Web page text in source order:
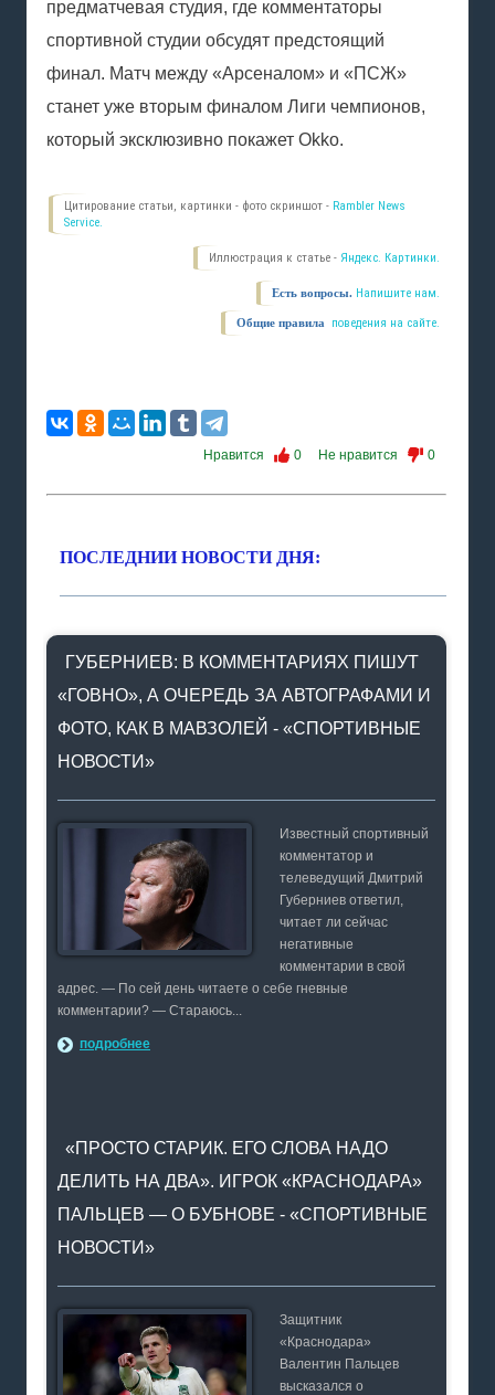
предматчевая студия, где комментаторы
спортивной студии обсудят предстоящий
финал. Матч между «Арсеналом» и «ПСЖ»
станет уже вторым финалом Лиги чемпионов,
который эксклюзивно покажет Okko.
Цитирование статьи, картинки - фото скриншот - Rambler News
Service.
Иллюстрация к статье - Яндекс. Картинки.
Есть вопросы. Напишите нам.
Общие правила поведения на сайте.
Нравится 0 Не нравится 0
ПОСЛЕДНИИ НОВОСТИ ДНЯ:
ГУБЕРНИЕВ: В КОММЕНТАРИЯХ ПИШУТ
«ГОВНО», А ОЧЕРЕДЬ ЗА АВТОГРАФАМИ И
ФОТО, КАК В МАВЗОЛЕЙ - «СПОРТИВНЫЕ
НОВОСТИ»
Известный спортивный
комментатор и
телеведущий Дмитрий
Губерниев ответил,
читает ли сейчас
негативные
комментарии в свой
адрес. — По сей день читаете о себе гневные
комментарии? — Стараюсь...
подробнее
«ПРОСТО СТАРИК. ЕГО СЛОВА НАДО
ДЕЛИТЬ НА ДВА». ИГРОК «КРАСНОДАРА»
ПАЛЬЦЕВ — О БУБНОВЕ - «СПОРТИВНЫЕ
НОВОСТИ»
Защитник
«Краснодара»
Валентин Пальцев
высказался о